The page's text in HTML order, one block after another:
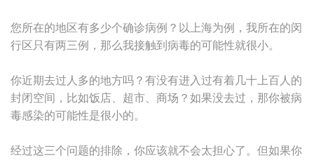
您所在的地区有多少个确诊病例？以上海为例，我所在的闵
行区只有两三例，那么我接触到病毒的可能性就很小。
你近期去过人多的地方吗？有没有进入过有着几十上百人的
封闭空间，比如饭店、超市、商场？如果没去过，那你被病
毒感染的可能性是很小的。
经过这三个问题的排除，你应该就不会太担心了。但如果你